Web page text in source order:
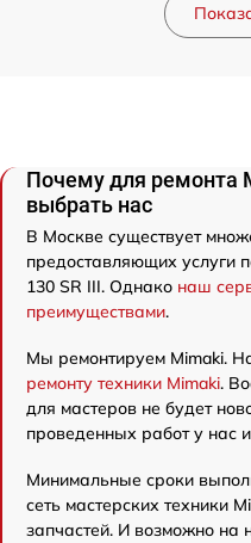
Почему для ремонта
выбрать нас
В Москве существует
предоставляющих услуги
130 SR III. Однако наш
преимуществами.
Мы ремонтируем Mimaki.
ремонту техники Mimaki.
для мастеров не будет
проведенных работ у нас
Минимальные сроки
сеть мастерских техники
запчастей. И возможно на